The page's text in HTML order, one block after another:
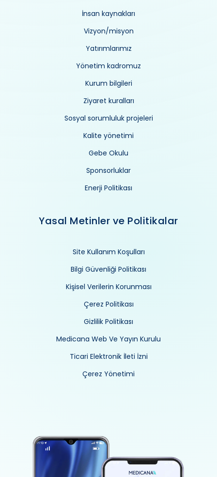
İnsan kaynakları
Vizyon/misyon
Yatırımlarımız
Yönetim kadromuz
Kurum bilgileri
Ziyaret kuralları
Sosyal sorumluluk projeleri
Kalite yönetimi
Gebe Okulu
Sponsorluklar
Enerji Politikası
Yasal Metinler ve Politikalar
Site Kullanım Koşulları
Bilgi Güvenliği Politikası
Kişisel Verilerin Korunması
Çerez Politikası
Gizlilik Politikası
Medicana Web Ve Yayın Kurulu
Ticari Elektronik İleti İzni
Çerez Yönetimi